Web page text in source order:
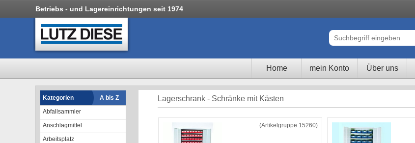
Betriebs - und Lagereinrichtungen seit 1974
Home mein Konto Über uns
Kategorien
A bis Z
Abfallsammler
Anschlagmittel
Arbeitsplatz
Lagerschrank - Schränke mit Kästen
(Artikelgruppe 15260)